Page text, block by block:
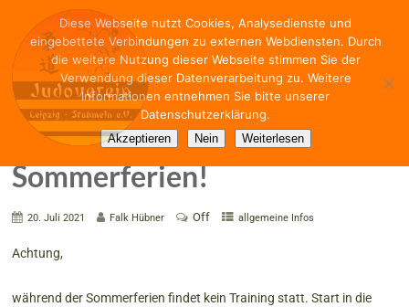
Kein Training während der
Sommerferien!
20. Juli 2021 Falk Hübner Off allgemeine Infos
Achtung,
während der Sommerferien findet kein Training statt. Start in die
Diese Webseite nutzt Cookies, Analysedienste und
eingebettete Verbindungen zu externen Webdiensten. Durch
die weitere Nutzung dieser Webseite stimmen Sie der
Verwendung dieser Datenverarbeitung zu. Weitere
Informationen entnehmen Sie bitte unserer
Datenschutzerklärung.
Akzeptieren Nein Weiterlesen